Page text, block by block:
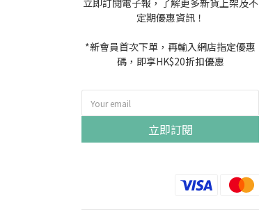
立即訂閱電子報，了解更多新貨上架及不
定期優惠資訊！
*新會員首次下單，再輸入網店指定優惠
碼，即享HK$20折扣優惠
立即訂閱